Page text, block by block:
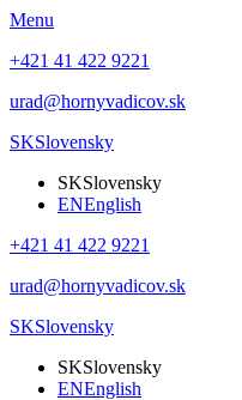
Menu
+421 41 422 9221
urad@hornyvadicov.sk
SKSlovensky
SKSlovensky
ENEnglish
+421 41 422 9221
urad@hornyvadicov.sk
SKSlovensky
SKSlovensky
ENEnglish